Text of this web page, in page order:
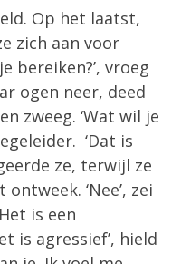
Op het laatst,
zich aan voor
bereiken?’, vroeg
ogen neer, deed
zweeg. ‘Wat wil je
‘Dat is
ze, terwijl ze
‘Nee’, zei
is een
is agressief’, hield